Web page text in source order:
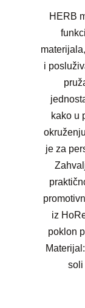
HERB
i
kako u
je za
iz
poklon
soli